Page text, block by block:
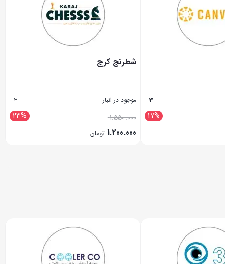
3
17%
شطرنج کرج
موجود در انبار 3
23% 1.550.000
1.200.000 تومان